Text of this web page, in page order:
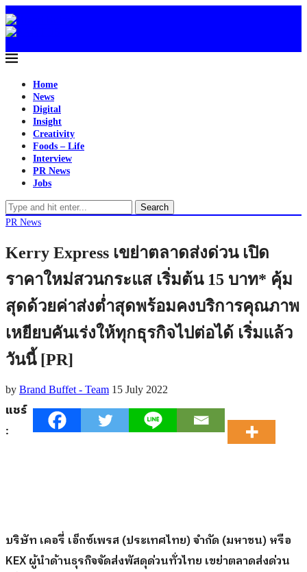
Home
News
Digital
Insight
Creativity
Foods – Life
Interview
PR News
Jobs
Search
PR News
Kerry Express เขย่าตลาดส่งด่วน เปิด
ราคาใหม่สวนกระแส เริ่มต้น 15 บาท* คุ้ม
สุดด้วยค่าส่งต่ำสุดพร้อมคงบริการคุณภาพ
เหยียบคันเร่งให้ทุกธุรกิจไปต่อได้ เริ่มแล้ว
วันนี้ [PR]
by Brand Buffet - Team 15 July 2022
แชร์
:
บริษัท เคอรี่ เอ็กซ์เพรส (ประเทศไทย) จำกัด (มหาชน) หรือ
KEXผู้นำด้านธุรกิจจัดส่งพัสดุด่วนทั่วไทย เขย่าตลาดส่งด่วน